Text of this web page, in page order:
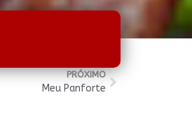
PRÓXIMO
Meu Panforte